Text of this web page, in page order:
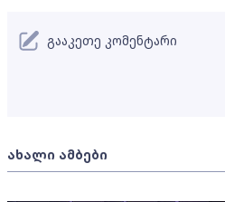
ახალი ამბები
გააკეთე კომენტარი